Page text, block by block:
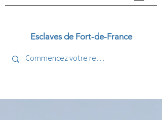
Esclaves de Fort-de-France